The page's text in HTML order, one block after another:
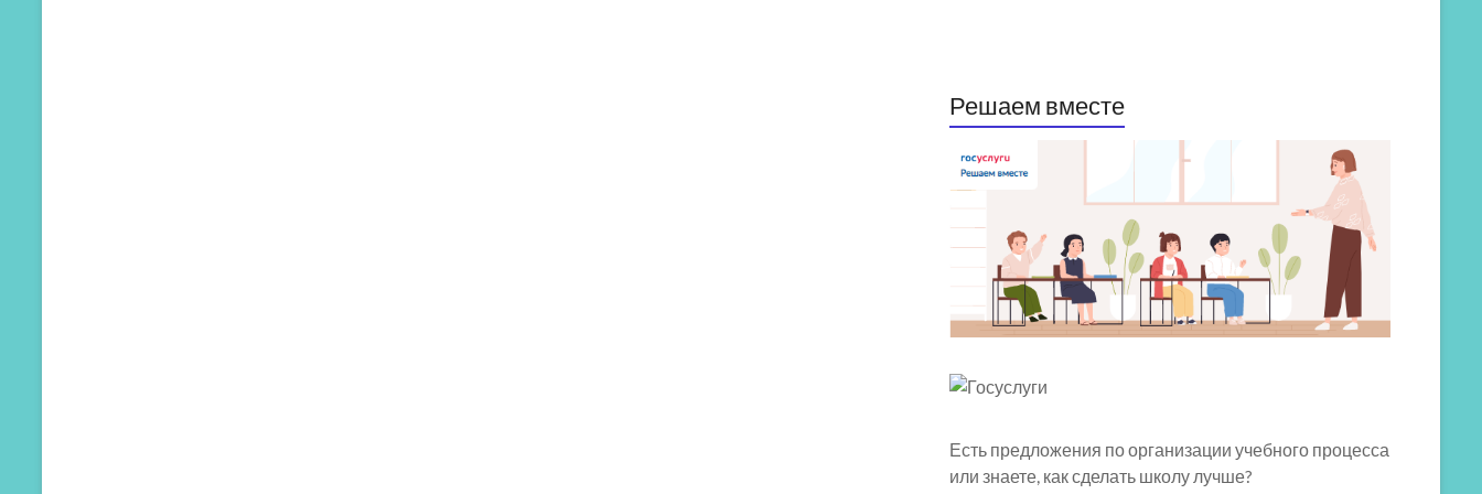
Решаем вместе
Есть предложения по организации учебного процесса
или знаете, как сделать школу лучше?